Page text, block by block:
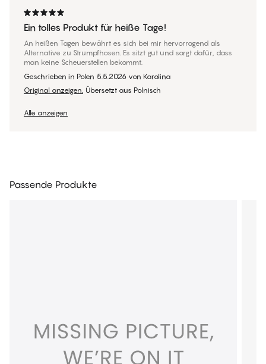
Ein tolles Produkt für heiße Tage!
An heißen Tagen bewährt es sich bei mir hervorragend als
Alternative zu Strumpfhosen. Es sitzt gut und sorgt dafür, dass
man keine Scheuerstellen bekommt.
Geschrieben in Polen 5.5.2026 von Karolina
Original anzeigen. Übersetzt aus Polnisch
Alle anzeigen
Passende Produkte